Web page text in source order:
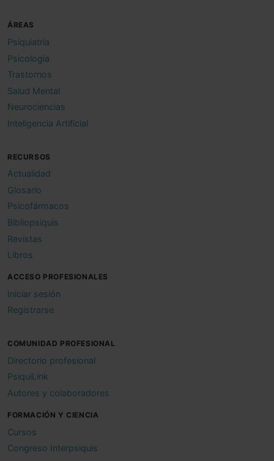
ÁREAS
Psiquiatría
Psicología
Trastornos
Salud Mental
Neurociencias
Inteligencia Artificial
RECURSOS
Actualidad
Glosario
Psicofármacos
Bibliopsiquis
Revistas
Libros
ACCESO PROFESIONALES
Iniciar sesión
Registrarse
COMUNIDAD PROFESIONAL
Directorio profesional
PsiquiLink
Autores y colaboradores
FORMACIÓN Y CIENCIA
Cursos
Congreso Interpsiquis